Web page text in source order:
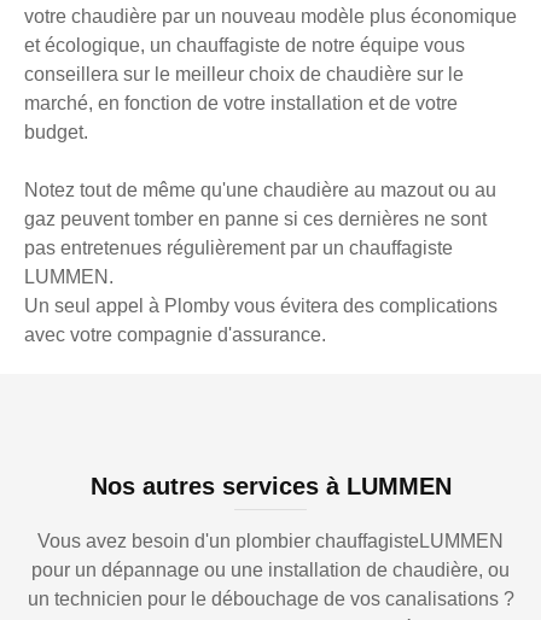
votre chaudière par un nouveau modèle plus économique
et écologique, un chauffagiste de notre équipe vous
conseillera sur le meilleur choix de chaudière sur le
marché, en fonction de votre installation et de votre
budget.
Notez tout de même qu'une chaudière au mazout ou au
gaz peuvent tomber en panne si ces dernières ne sont
pas entretenues régulièrement par un chauffagiste
LUMMEN.
Un seul appel à Plomby vous évitera des complications
avec votre compagnie d'assurance.
Nos autres services à LUMMEN
Vous avez besoin d'un plombier chauffagisteLUMMEN
pour un dépannage ou une installation de chaudière, ou
un technicien pour le débouchage de vos canalisations ?